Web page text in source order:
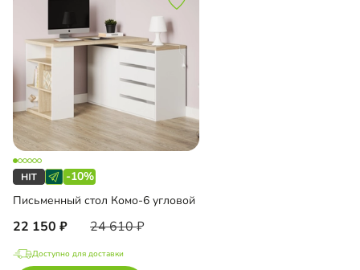
-10%
Письменный стол Комо-6 угловой
22 150 24 610
Доступно для доставки